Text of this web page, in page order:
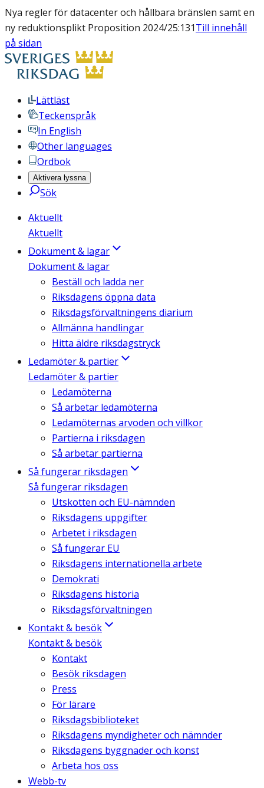
Nya regler för datacenter och hållbara bränslen samt en
ny reduktionsplikt Proposition 2024/25:131Till innehåll
på sidan
Lättläst
Teckenspråk
In English
Other languages
Ordbok
Aktivera lyssna
Sök
Aktuellt
Aktuellt
Dokument & lagar
Dokument & lagar
Beställ och ladda ner
Riksdagens öppna data
Riksdagsförvaltningens diarium
Allmänna handlingar
Hitta äldre riksdagstryck
Ledamöter & partier
Ledamöter & partier
Ledamöterna
Så arbetar ledamöterna
Ledamöternas arvoden och villkor
Partierna i riksdagen
Så arbetar partierna
Så fungerar riksdagen
Så fungerar riksdagen
Utskotten och EU-nämnden
Riksdagens uppgifter
Arbetet i riksdagen
Så fungerar EU
Riksdagens internationella arbete
Demokrati
Riksdagens historia
Riksdagsförvaltningen
Kontakt & besök
Kontakt & besök
Kontakt
Besök riksdagen
Press
För lärare
Riksdagsbiblioteket
Riksdagens myndigheter och nämnder
Riksdagens byggnader och konst
Arbeta hos oss
Webb-tv